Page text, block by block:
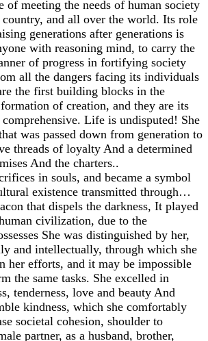
of meeting the needs of human society
and all over the world. Its role
generations after generations is
with reasoning mind, to carry the
of progress in fortifying society
all the dangers facing its individuals
the first building blocks in the
of creation, and they are its
Life is undisputed! She
was passed down from generation to
threads of loyalty And a determined
And the charters..
in souls, and became a symbol
existence transmitted through…
that dispels the darkness, It played
civilization, due to the
She was distinguished by her,
and intellectually, through which she
her efforts, and it may be impossible
the same tasks. She excelled in
tenderness, love and beauty And
kindness, which she comfortably
societal cohesion, shoulder to
partner, as a husband, brother,